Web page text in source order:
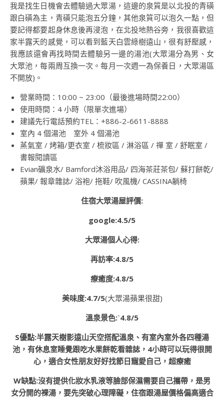
我是找生日機會去體驗過大眾湯，這邊的泉質是以北投的青磺
跟白磺為主，青磺只能泡五分鐘，其他泉質可以泡久一點，但
要記得都要起身休息後再浸泡，在北投地熱谷旁，我很喜歡這
家半露天的感覺，可以看到藍天白雲綠樹遠山，很有舒壓感，
我應該還會再找時間去體驗另一邊的湯池(大眾湯分為男、女
大眾池，每兩周互換一次。每月一次週一為保養日，大眾湯區
不開放)。
營業時間：10:00 ~ 23:00（最後進場時間22:00）
使用時間：4 小時（限單次進場）
建議先行電話預約TEL：+886-2-6611-8888
室內 4 個湯池 室外 4 個湯池
蒸氣室 / 烤箱/更衣室 / 梳妝區 / 淋浴區 / 禪 室 / 舒眠室 /
書報閱讀區
Evian礦泉水/ Bamford沐浴用品/ 四海茶莊茶包/ 蘇打餅乾/
蘋果/ 報章雜誌/ 浴袍/ 拖鞋/ 吹風機/ CASSINA躺椅
住宿大眾湯屋評價:
google:4.5/5
大眾湯個人心得:
再訪率:4.8/5
療癒度:4.8/5
美味度:4.7/5(大眾湯蘋果很甜)
溫泉景色:ˋ4.8/5
S優點:半露天樹影遠山天空搭配溫泉、有室內室外各四種湯
池，有休息室睡覺跟吃水果餅乾看雜誌，4小時可以玩得很開
心，適合女性朋友好好找節日寵愛自己，超療癒
W缺點:沒有提供化妝水乳液等臉部保濕需要自己攜帶，是男
女分開的裸湯，要先突破心理障礙，住宿跟湯屋價格偏高適合